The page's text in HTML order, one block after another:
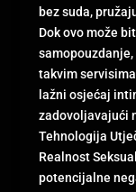
bez suda,
Dok ovo može
takvim
lažni osjećaj
zadovoljavajući
Tehnologija
Realnost
potencijalne